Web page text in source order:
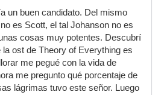
un buen candidato. Del mismo
es Scott, el tal Johanson no es
cosas muy potentes. Descubrí
ost de Theory of Everything es
me pegué con la vida de
me pregunto qué porcentaje de
lágrimas tuvo este señor. Luego